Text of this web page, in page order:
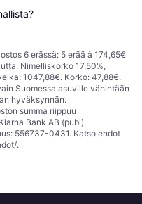
6 erässä: 5 erää à 174,65€
Nimelliskorko 17,50%,
1047,88€. Korko: 47,88€.
Suomessa asuville vähintään
hyväksynnän.
summa riippuu
Bank AB (publ),
556737-0431. Katso ehdot
.